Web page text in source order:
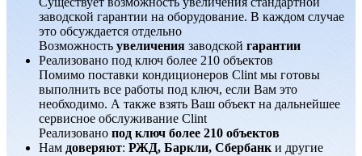
заводской гарантии на оборудование. В каждом случае
это обсуждается отдельно
Возможность увеличения заводской гарантии
Реализовано под ключ более 210 объектов
Помимо поставки кондиционеров Clint мы готовы
выполнить все работы под ключ, если Вам это
необходимо. А также взять Ваш объект на дальнейшее
сервисное обслуживание Clint
Реализовано под ключ более 210 объектов
Нам доверяют: РЖД, Баркли, Сбербанк и другие